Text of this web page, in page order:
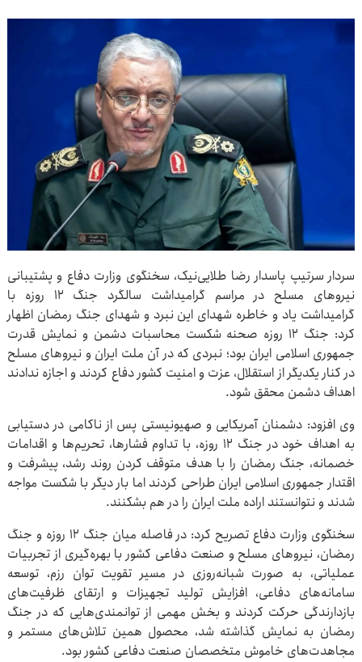
سردار سرتیپ پاسدار رضا طلایی‌نیک، سخنگوی وزارت دفاع و پشتیبانی
نیروهای مسلح در مراسم گرامیداشت سالگرد جنگ ۱۲ روزه با
گرامیداشت یاد و خاطره شهدای این نبرد و شهدای جنگ رمضان اظهار
کرد: جنگ ۱۲ روزه صحنه شکست محاسبات دشمن و نمایش قدرت
جمهوری اسلامی ایران بود؛ نبردی که در آن ملت ایران و نیروهای مسلح
در کنار یکدیگر از استقلال، عزت و امنیت کشور دفاع کردند و اجازه ندادند
اهداف دشمن محقق شود.
وی افزود: دشمنان آمریکایی و صهیونیستی پس از ناکامی در دستیابی
به اهداف خود در جنگ ۱۲ روزه، با تداوم فشارها، تحریم‌ها و اقدامات
خصمانه، جنگ رمضان را با هدف متوقف کردن روند رشد، پیشرفت و
اقتدار جمهوری اسلامی ایران طراحی کردند اما بار دیگر با شکست مواجه
شدند و نتوانستند اراده ملت ایران را در هم بشکنند.
سخنگوی وزارت دفاع تصریح کرد: در فاصله میان جنگ ۱۲ روزه و جنگ
رمضان، نیروهای مسلح و صنعت دفاعی کشور با بهره‌گیری از تجربیات
عملیاتی، به صورت شبانه‌روزی در مسیر تقویت توان رزم، توسعه
سامانه‌های دفاعی، افزایش تولید تجهیزات و ارتقای ظرفیت‌های
بازدارندگی حرکت کردند و بخش مهمی از توانمندی‌هایی که در جنگ
رمضان به نمایش گذاشته شد، محصول همین تلاش‌های مستمر و
مجاهدت‌های خاموش متخصصان صنعت دفاعی کشور بود.